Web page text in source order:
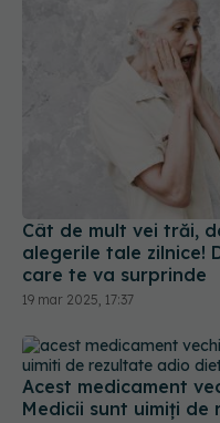
Cât de mult vei trăi,
alegerile tale zilnice!
care te va surprinde
19 mar 2025, 17:37
Acest medicament
Medicii sunt uimiți de